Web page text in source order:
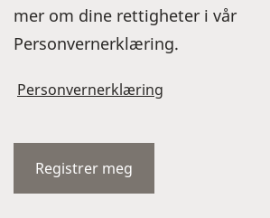
mer om dine rettigheter i vår
Personvernerklæring.
Personvernerklæring